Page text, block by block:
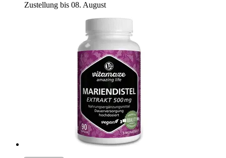
Zustellung bis 08. August